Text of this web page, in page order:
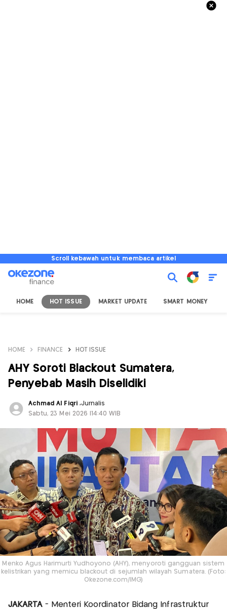
Scroll kebawah untuk membaca artikel
HOME HOT ISSUE MARKET UPDATE SMART MONEY
HOME FINANCE HOT ISSUE
AHY Soroti Blackout Sumatera,
Penyebab Masih Diselidiki
Achmad Al Fiqri ,Jurnalis
Sabtu, 23 Mei 2026 |14:40 WIB
Menko Agus Harimurti Yudhoyono (AHY), menyoroti gangguan sistem
kelistrikan yang memicu blackout di sejumlah wilayah Sumatera. (Foto:
Okezone.com/IMG)
JAKARTA - Menteri Koordinator Bidang Infrastruktur